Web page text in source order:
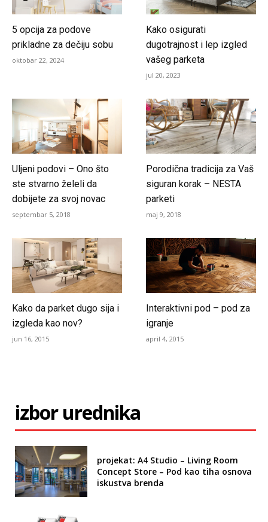
5 opcija za podove
prikladne za dečiju sobu
oktobar 22, 2024
Kako osigurati
dugotrajnost i lep izgled
vašeg parketa
jul 20, 2023
Uljeni podovi – Ono što
ste stvarno želeli da
dobijete za svoj novac
septembar 5, 2018
Porodična tradicija za Vaš
siguran korak – NESTA
parketi
maj 9, 2018
Kako da parket dugo sija i
izgleda kao nov?
jun 16, 2015
Interaktivni pod – pod za
igranje
april 4, 2015
izbor urednika
projekat: A4 Studio – Living Room
Concept Store – Pod kao tiha osnova
iskustva brenda